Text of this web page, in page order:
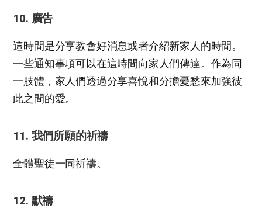
10. 廣告
這時間是分享教會好消息或者介紹新家人的時間。
一些通知事項可以在這時間向家人們傳達。作為同
一肢體，家人們透過分享喜悅和分擔憂愁來加強彼
此之間的愛。
11. 我們所願的祈禱
全體聖徒一同祈禱。
12. 默禱